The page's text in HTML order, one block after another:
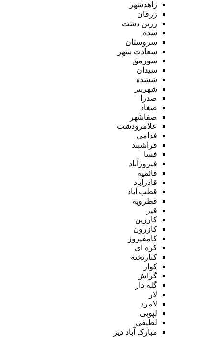
زاهدشهر
زرقان
زرین دشت
سده
سروستان
سعادت شهر
سورمق
سیدان
ششده
شهرپیر
صدرا
صغاد
صفاشهر
علامرودشت
فدامی
فراشبند
فسا
فیروزآباد
قائمیه
قادرآباد
قطب آباد
قطرویه
قیر
کارزین
کازرون
کامفیروز
کره ای
کنارتخته
کوار
گراش
گله دار
لار
لامرد
لپویی
لطیفی
مبارک آباد دیز